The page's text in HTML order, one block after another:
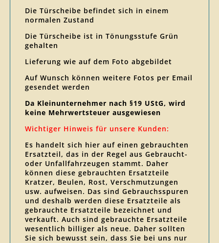
Die Türscheibe befindet sich in einem
normalen Zustand
Die Türscheibe ist in Tönungsstufe Grün
gehalten
Lieferung wie auf dem Foto abgebildet
Auf Wunsch können weitere Fotos per Email
gesendet werden
Da Kleinunternehmer nach §19 UStG, wird
keine Mehrwertsteuer ausgewiesen
Wichtiger Hinweis für unsere Kunden:
Es handelt sich hier auf einen gebrauchten
Ersatzteil, das in der Regel aus Gebraucht-
oder Unfallfahrzeugen stammt. Daher
können diese gebrauchten Ersatzteile
Kratzer, Beulen, Rost, Verschmutzungen
usw. aufweisen. Das sind Gebrauchsspuren
und deshalb werden diese Ersatzteile als
gebrauchte Ersatzteile bezeichnet und
verkauft. Auch sind gebrauchte Ersatzteile
wesentlich billiger als neue. Daher sollten
Sie sich bewusst sein, dass Sie bei uns nur